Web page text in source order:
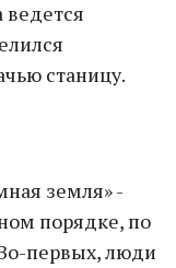
ведется
станицу.
земля» -
порядке, по
первых, люди